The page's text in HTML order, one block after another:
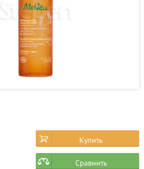
Купить
Сравнить